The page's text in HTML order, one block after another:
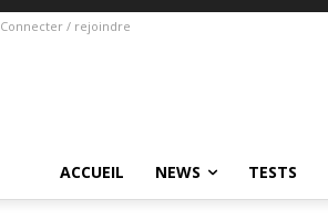
Connecter / rejoindre
ACCUEIL NEWS TESTS